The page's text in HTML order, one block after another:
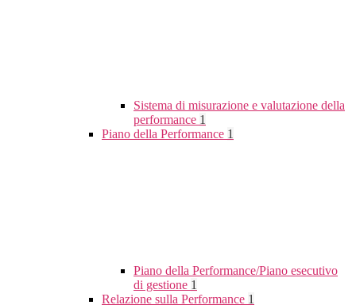
Sistema di misurazione e valutazione della
performance 1
Piano della Performance 1
Piano della Performance/Piano esecutivo
di gestione 1
Relazione sulla Performance 1